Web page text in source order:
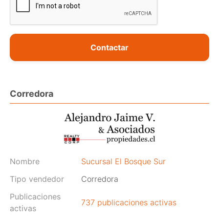
Contactar
Corredora
Nombre
Sucursal El Bosque Sur
Tipo vendedor
Corredora
Publicaciones
activas
737 publicaciones activas